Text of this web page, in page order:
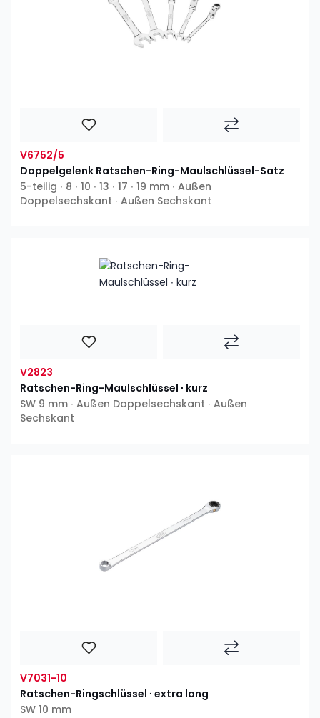
V6752/5
Doppelgelenk Ratschen-Ring-Maulschlüssel-Satz
5-teilig ∙ 8 ∙ 10 ∙ 13 ∙ 17 ∙ 19 mm ∙ Außen
Doppelsechskant ∙ Außen Sechskant
V2823
Ratschen-Ring-Maulschlüssel ∙ kurz
SW 9 mm ∙ Außen Doppelsechskant ∙ Außen
Sechskant
V7031-10
Ratschen-Ringschlüssel ∙ extra lang
SW 10 mm